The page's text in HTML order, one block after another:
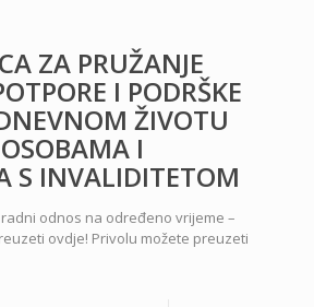
ZA PRUŽANJE
I PODRŠKE
ŽIVOTU
I
S INVALIDITETOM
odnos na određeno vrijeme –
ovdje! Privolu možete preuzeti